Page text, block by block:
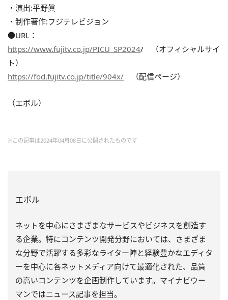
・演出:平野眞
・制作著作:フジテレビジョン
●URL：
https://www.fujitv.co.jp/PICU_SP2024/ （オフィシャルサイ
ト）
https://fod.fujitv.co.jp/title/904x/ （配信ページ）
（エボル）
※この記事は2024年04月08日に公開されたものです
エボル
ネットを中心にさまざまなサービスやビジネスを創造す
る企業。特にコンテンツ開発分野においては、さまざま
な分野で活躍する多彩なライター陣と経験豊かなエディタ
ーを中心に各ネットメディア向けて最適化された、品質
の高いコンテンツを企画制作しています。マイナビウー
マンではニュース記事を担当。